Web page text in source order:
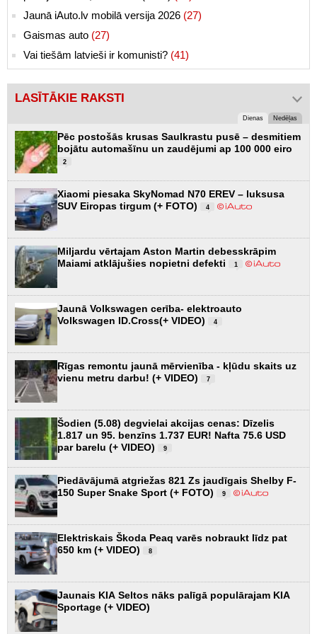
Jaunā iAuto.lv mobilā versija 2026 (27)
Gaismas auto (27)
Vai tiešām latvieši ir komunisti? (41)
LASĪTĀKIE RAKSTI
Dienas Nedēļas
Pēc postošās krusas Saulkrastu pusē – desmitiem
bojātu automašīnu un zaudējumi ap 100 000 eiro
2
Xiaomi piesaka SkyNomad N70 EREV – luksusa
SUV Eiropas tirgum (+ FOTO)
4
Miljardu vērtajam Aston Martin debesskrāpim
Maiami atklājušies nopietni defekti
1
Jaunā Volkswagen cerība- elektroauto
Volkswagen ID.Cross(+ VIDEO)
4
Rīgas remontu jaunā mērvienība - kļūdu skaits uz
vienu metru darbu! (+ VIDEO)
7
Šodien (5.08) degvielai akcijas cenas: Dīzelis
1.817 un 95. benzīns 1.737 EUR! Nafta 75.6 USD
par barelu (+ VIDEO)
9
Piedāvājumā atgriežas 821 Zs jaudīgais Shelby F-
150 Super Snake Sport (+ FOTO)
9
Elektriskais Škoda Peaq varēs nobraukt līdz pat
650 km (+ VIDEO)
8
Jaunais KIA Seltos nāks palīgā populārajam KIA
Sportage (+ VIDEO)